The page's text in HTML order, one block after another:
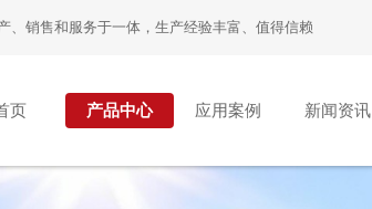
、销售和服务于一体，生产经验丰富、值得信赖
页 产品中心 应用案例 新闻资讯